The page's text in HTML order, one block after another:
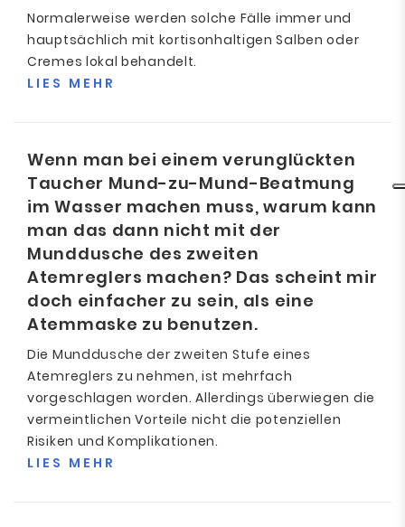
Normalerweise werden solche Fälle immer und
hauptsächlich mit kortisonhaltigen Salben oder
Cremes lokal behandelt.
LIES MEHR
Wenn man bei einem verunglückten
Taucher Mund-zu-Mund-Beatmung
im Wasser machen muss, warum kann
man das dann nicht mit der
Munddusche des zweiten
Atemreglers machen? Das scheint mir
doch einfacher zu sein, als eine
Atemmaske zu benutzen.
Die Munddusche der zweiten Stufe eines
Atemreglers zu nehmen, ist mehrfach
vorgeschlagen worden. Allerdings überwiegen die
vermeintlichen Vorteile nicht die potenziellen
Risiken und Komplikationen.
LIES MEHR